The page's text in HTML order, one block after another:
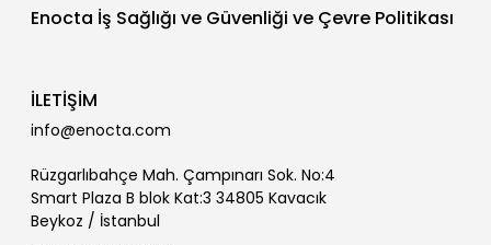
Enocta İş Sağlığı ve Güvenliği ve Çevre Politikası
İLETİŞİM
info@enocta.com
Rüzgarlıbahçe Mah. Çampınarı Sok. No:4
Smart Plaza B blok Kat:3 34805 Kavacık
Beykoz / İstanbul